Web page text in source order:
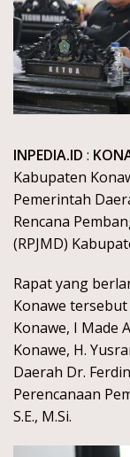
INPEDIA.ID :
Kabupaten
Pemerintah
Rencana
(RPJMD)
Rapat yang
Konawe
Konawe, I Made
Konawe, H.
Daerah Dr.
Perencanaan
S.E., M.Si.